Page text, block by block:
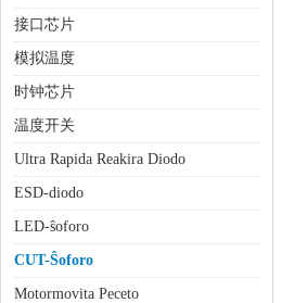
接口芯片
模拟温度
时钟芯片
温度开关
Ultra Rapida Reakira Diodo
ESD-diodo
LED-ŝoforo
CUT-Ŝoforo
Motormovita Peceto